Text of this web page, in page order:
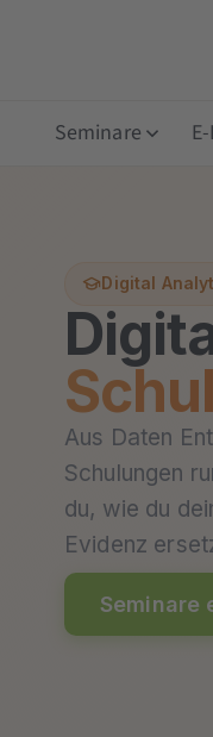
Seminare
Digital
Aus Daten
Schulungen
du, wie du
Evidenz
Seminare